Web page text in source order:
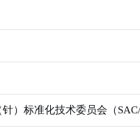
）标准化技术委员会（SAC/